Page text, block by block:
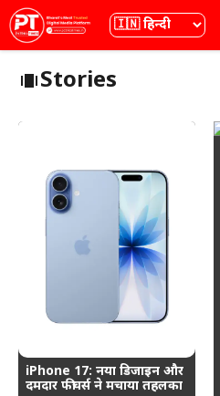
Skip
to
content
भाषा
Stories
iPhone 17: नया डिजाइन और
दमदार फीचर्स ने मचाया तहलका